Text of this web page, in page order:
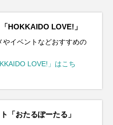
HOKKAIDO LOVE!」
イベントなどおすすめの
LOVE!」はこち
「おたるぽーたる」